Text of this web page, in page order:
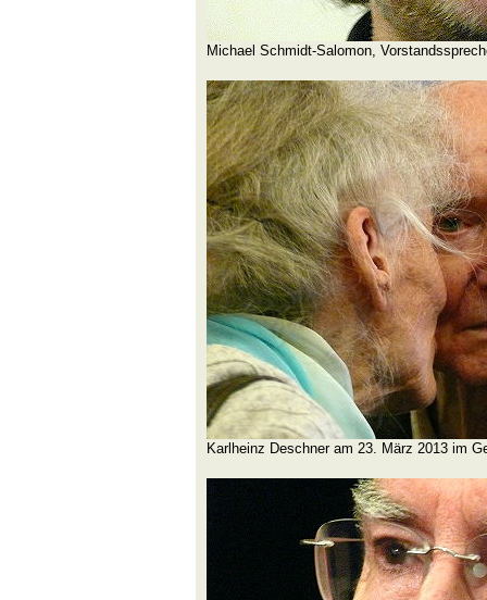
Michael Schmidt-Salomon,
Karlheinz Deschner am 23. März 2013 im